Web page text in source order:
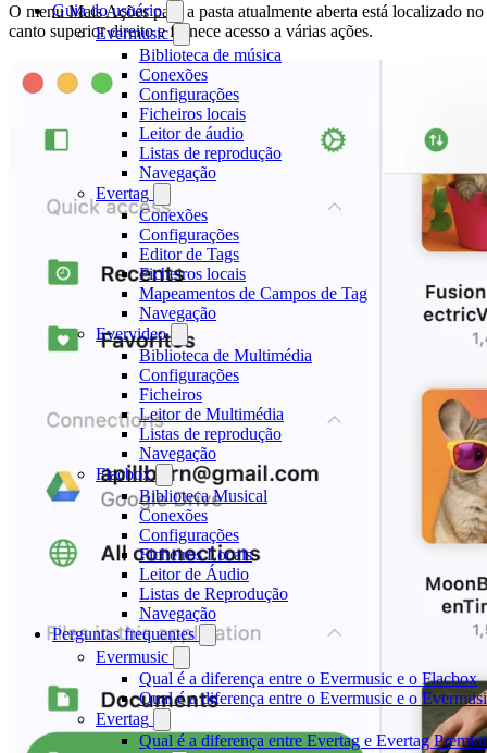
Guia do usuário
Evermusic
Biblioteca de música
Conexões
Configurações
Ficheiros locais
Leitor de áudio
Listas de reprodução
Navegação
Evertag
Conexões
Configurações
Editor de Tags
Ficheiros locais
Mapeamentos de Campos de Tag
Navegação
Evervideo
Biblioteca de Multimédia
Configurações
Ficheiros
Leitor de Multimédia
Listas de reprodução
Navegação
Flacbox
Biblioteca Musical
Conexões
Configurações
Ficheiros Locais
Leitor de Áudio
Listas de Reprodução
Navegação
Perguntas frequentes
Evermusic
Qual é a diferença entre o Evermusic e o Flacbox
Qual é a diferença entre o Evermusic e o
Evertag
Qual é a diferença entre Evertag e Evertag
O menu Mais Ações para a pasta atualmente aberta está localizado no
canto superior direito e fornece acesso a várias ações.